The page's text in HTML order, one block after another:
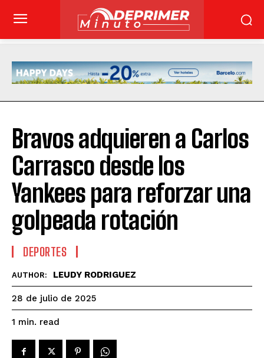
Bravos adquieren a Carlos
Carrasco desde los
Yankees para reforzar una
golpeada rotación
DEPORTES
AUTHOR: LEUDY RODRIGUEZ
28 de julio de 2025
1 min. read